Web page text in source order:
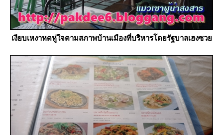
เงียบเหงาหดหู่ใจตามสภาพบ้านเมืองที่บริหารโดยรัฐบาลเฮงซว